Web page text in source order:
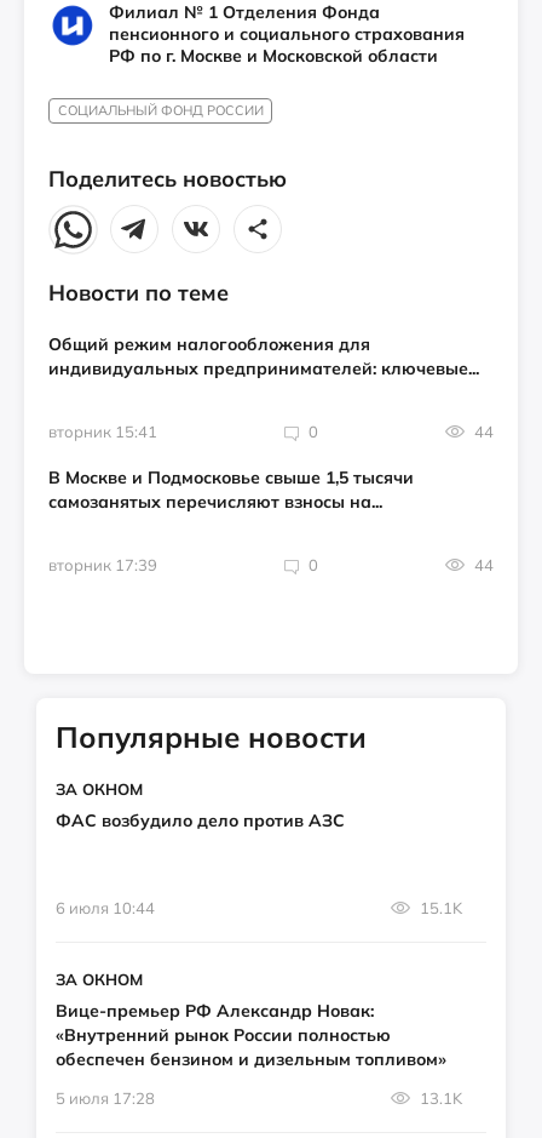
Филиал № 1 Отделения Фонда
пенсионного и социального страхования
РФ по г. Москве и Московской области
СОЦИАЛЬНЫЙ ФОНД РОССИИ
Поделитесь новостью
Новости по теме
Общий режим налогообложения для
индивидуальных предпринимателей: ключевые...
вторник 15:41 0 44
В Москве и Подмосковье свыше 1,5 тысячи
самозанятых перечисляют взносы на...
вторник 17:39 0 44
Популярные новости
ЗА ОКНОМ
ФАС возбудило дело против АЗС
6 июля 10:44 15.1K
ЗА ОКНОМ
Вице-премьер РФ Александр Новак:
«Внутренний рынок России полностью
обеспечен бензином и дизельным топливом»
5 июля 17:28 13.1K